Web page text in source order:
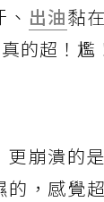
出油黏
的超！尷
更崩潰的
，感覺